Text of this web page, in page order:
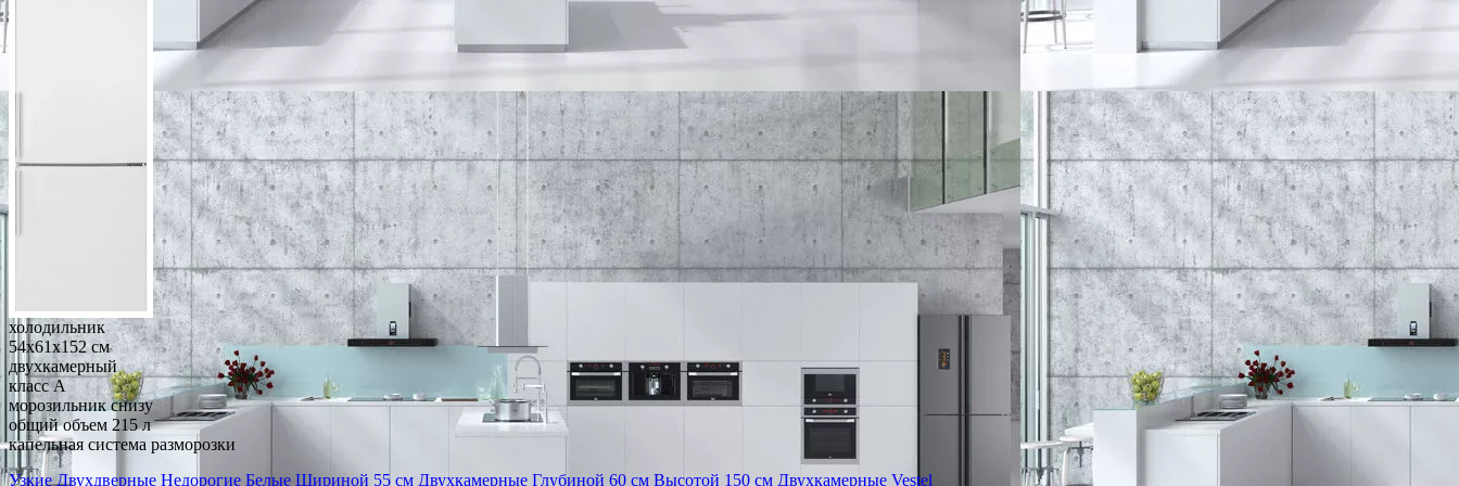
холодильник
54x61x152 см
двухкамерный
класс A
морозильник снизу
общий объем 215 л
капельная система разморозки
Узкие Двухдверные Недорогие Белые Шириной 55 см Двухкамерные Глубиной 60 см Высотой 150 см Двухкамерные Vestel